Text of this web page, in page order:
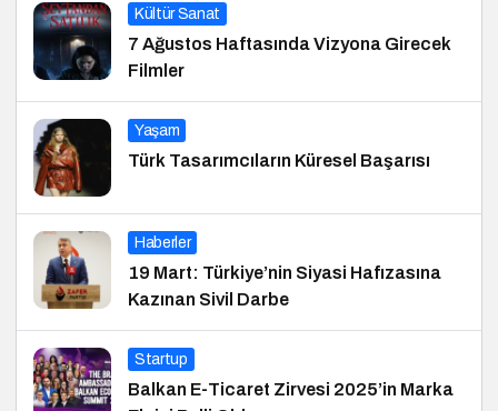
Kültür Sanat
7 Ağustos Haftasında Vizyona Girecek
Filmler
Yaşam
Türk Tasarımcıların Küresel Başarısı
Haberler
19 Mart: Türkiye’nin Siyasi Hafızasına
Kazınan Sivil Darbe
Startup
Balkan E-Ticaret Zirvesi 2025’in Marka